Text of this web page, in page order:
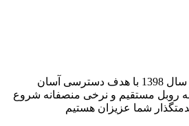
مجموعه صرافی کازان از سال 1398 با هدف دسترسی آسان
روبل مستقیم و نرخی منصفانه شروع
شما عزیزان هستیم